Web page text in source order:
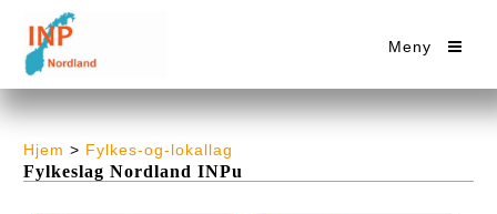
Meny
Hjem > Fylkes-og-lokallag
Fylkeslag Nordland INPu